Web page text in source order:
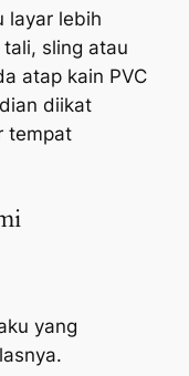
layar lebih
sling atau
atap kain PVC
diikat
tempat
yang